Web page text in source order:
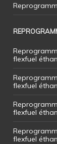
flexfuel
flexfuel
flexfuel
flexfuel